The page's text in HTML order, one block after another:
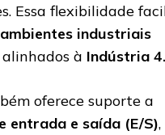
Essa flexibilidade
ambientes industriais
alinhados à Indústria
oferece suporte a
entrada e saída (E/S)